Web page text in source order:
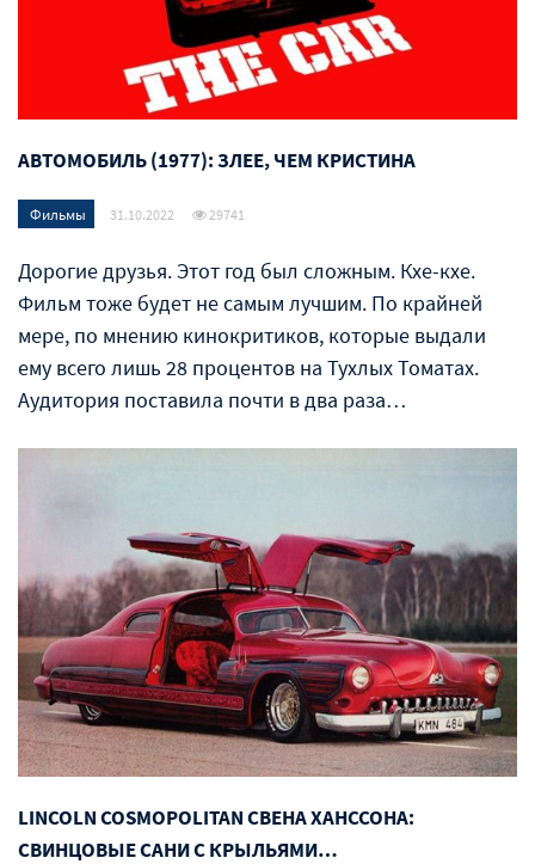
АВТОМОБИЛЬ (1977): ЗЛЕЕ, ЧЕМ КРИСТИНА
Фильмы 31.10.2022 29741
Дорогие друзья. Этот год был сложным. Кхе-кхе.
Фильм тоже будет не самым лучшим. По крайней
мере, по мнению кинокритиков, которые выдали
ему всего лишь 28 процентов на Тухлых Томатах.
Аудитория поставила почти в два раза…
LINCOLN COSMOPOLITAN СВЕНА ХАНССОНА:
СВИНЦОВЫЕ САНИ С КРЫЛЬЯМИ…